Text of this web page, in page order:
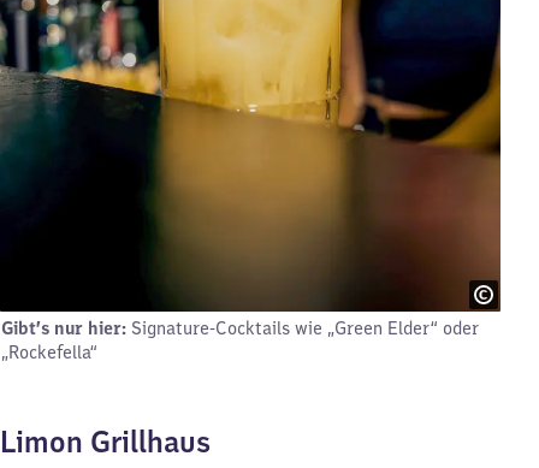
Gibt’s nur hier: Signature-Cocktails wie „Green Elder“ oder
„Rockefella“
Limon Grillhaus